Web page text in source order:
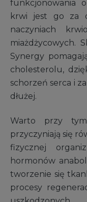
funkcjonowania
krwi jest go za
naczyniach
miażdżycowych.
Synergy
cholesterolu,
schorzeń serca i
dłużej.
Warto przy
przyczyniają się
fizycznej
hormonów
tworzenie się
procesy